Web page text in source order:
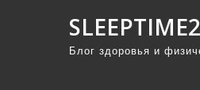
Блог здоровья и